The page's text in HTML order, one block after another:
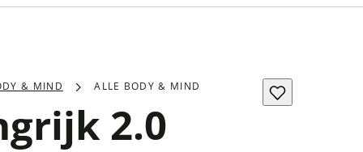
& MIND ALLE BODY & MIND
2.0